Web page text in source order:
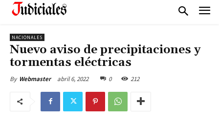
NACIONALES
Nuevo aviso de precipitaciones y
tormentas eléctricas
By Webmaster abril 6, 2022 0 212